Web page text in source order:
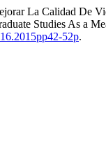
La Calidad De
Studies As a
52p.